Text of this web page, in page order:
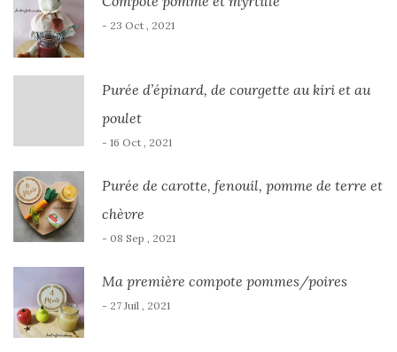
- 23 Oct , 2021
Purée d’épinard, de courgette au kiri et au
poulet
- 16 Oct , 2021
Purée de carotte, fenouil, pomme de terre et
chèvre
- 08 Sep , 2021
Ma première compote pommes/poires
- 27 Juil , 2021